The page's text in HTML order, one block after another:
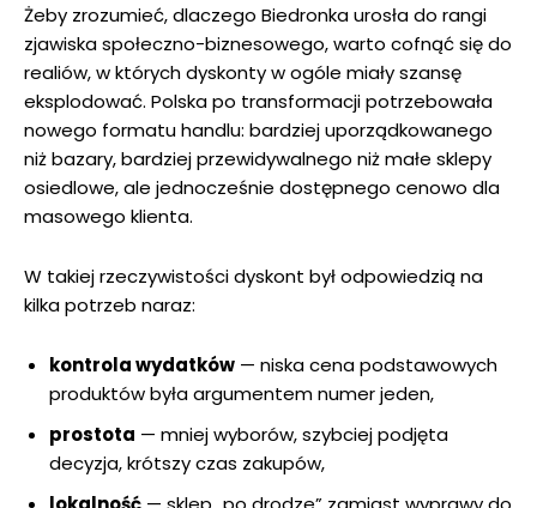
Żeby zrozumieć, dlaczego Biedronka urosła do rangi
zjawiska społeczno-biznesowego, warto cofnąć się do
realiów, w których dyskonty w ogóle miały szansę
eksplodować. Polska po transformacji potrzebowała
nowego formatu handlu: bardziej uporządkowanego
niż bazary, bardziej przewidywalnego niż małe sklepy
osiedlowe, ale jednocześnie dostępnego cenowo dla
masowego klienta.
W takiej rzeczywistości dyskont był odpowiedzią na
kilka potrzeb naraz:
kontrola wydatków — niska cena podstawowych
produktów była argumentem numer jeden,
prostota — mniej wyborów, szybciej podjęta
decyzja, krótszy czas zakupów,